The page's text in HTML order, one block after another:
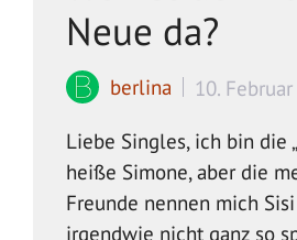
Neue da?
berlina
10.
Liebe Singles, ich bin die
heiße Simone, aber die
Freunde nennen mich
irgendwie nicht ganz so